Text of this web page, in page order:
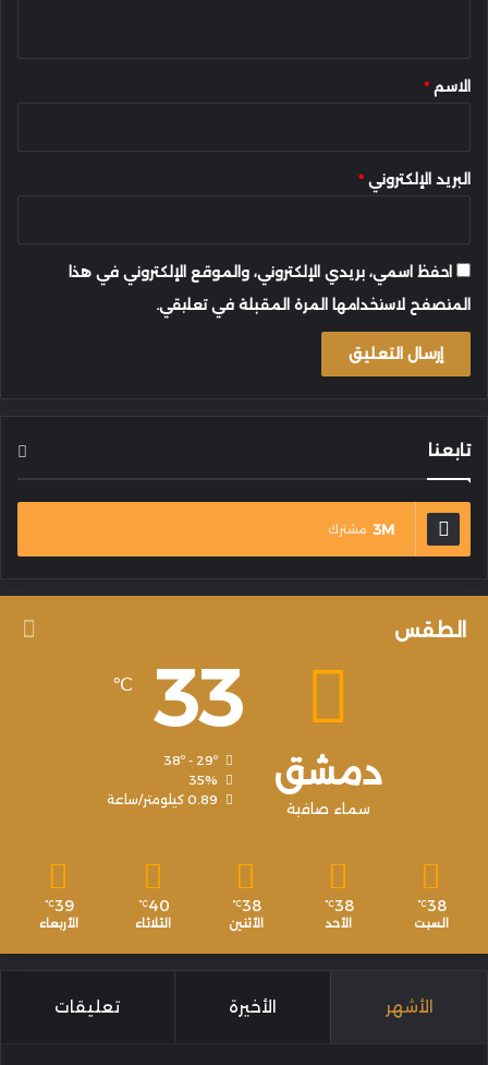
*الاسم *
البريد الإلكتروني *
احفظ اسمي، بريدي الإلكتروني، والموقع الإلكتروني في هذا
المتصفح لاستخدامها المرة المقبلة في تعليقي.
تابعنا
3M مشترك
الطقس
دمشق
سماء صافية
33
℃
38º - 29º
35%
0.89 كيلومتر/ساعة
38
℃
السبت
38
℃
الأحد
38
℃
الأثنين
40
℃
الثلاثاء
39
℃
الأربعاء
الأشهر الأخيرة تعليقات